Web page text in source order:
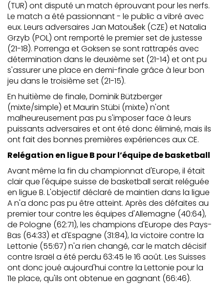
(TUR) ont disputé un match éprouvant pour les nerfs.
Le match a été passionnant - le public a vibré avec
eux. Leurs adversaires Jan Matoušek (CZE) et Natalia
Grzyb (POL) ont remporté le premier set de justesse
(21-18). Porrenga et Goksen se sont rattrapés avec
détermination dans le deuxième set (21-14) et ont pu
s'assurer une place en demi-finale grâce à leur bon
jeu dans le troisième set (21-15).
En huitième de finale, Dominik Bützberger
(mixte/simple) et Maurin Stübi (mixte) n'ont
malheureusement pas pu s'imposer face à leurs
puissants adversaires et ont été donc éliminé, mais ils
ont fait des bonnes premières expériences aux CE.
Relégation en ligue B pour l’équipe de basketball
Avant même la fin du championnat d'Europe, il était
clair que l'équipe suisse de basketball serait reléguée
en ligue B. L'objectif déclaré de maintien dans la ligue
A n'a donc pas pu être atteint. Après des défaites au
premier tour contre les équipes d'Allemagne (40:64),
de Pologne (62:71), les champions d'Europe des Pays-
Bas (64:33) et d'Espagne (31:84), la victoire contre la
Lettonie (55:67) n'a rien changé, car le match décisif
contre Israël a été perdu 63:45 le 16 août. Les Suisses
ont donc joué aujourd'hui contre la Lettonie pour la
11e place, qu'ils ont obtenue en gagnant (66:46).